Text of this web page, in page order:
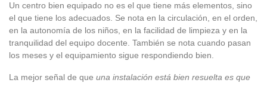
Un centro bien equipado no es el que tiene más elementos, sino
el que tiene los adecuados. Se nota en la circulación, en el orden,
en la autonomía de los niños, en la facilidad de limpieza y en la
tranquilidad del equipo docente. También se nota cuando pasan
los meses y el equipamiento sigue respondiendo bien.
La mejor señal de que una instalación está bien resuelta es que